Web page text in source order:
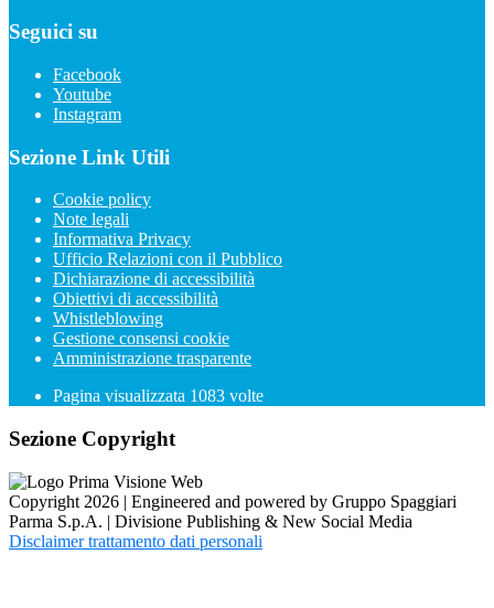
Seguici su
Facebook
Youtube
Instagram
Sezione Link Utili
Cookie policy
Note legali
Informativa Privacy
Ufficio Relazioni con il Pubblico
Dichiarazione di accessibilità
Obiettivi di accessibilità
Whistleblowing
Gestione consensi cookie
Amministrazione trasparente
Pagina visualizzata 1083 volte
Sezione Copyright
Copyright 2026 | Engineered and powered by Gruppo Spaggiari
Parma S.p.A. | Divisione Publishing & New Social Media
Disclaimer trattamento dati personali